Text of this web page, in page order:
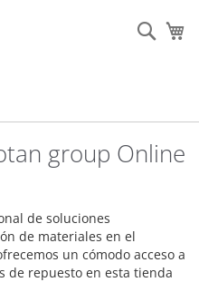
group Online
de soluciones
de materiales en el
un cómodo acceso a
de repuesto en esta tienda